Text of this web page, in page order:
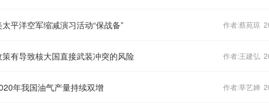
平洋空军缩减演习活动“保战备” 作者:蔡苑琼
有导致核大国直接武装冲突的风险 作者:王建弘
年我国油气产量持续双增 作者:莘艺婵